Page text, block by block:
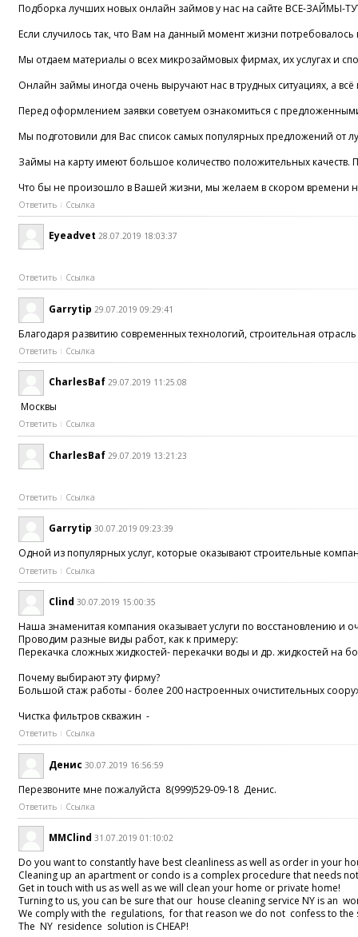
Подборка лучших новых онлайн займов у нас на сайте ВСЕ-ЗАЙМЫ-
Если случилось так, что Вам на данный момент жизни
Мы отдаем материалы о всех микрозаймовых фирмах, их услугах и
Онлайн займы иногда очень выручают нас в трудных ситуациях, а
Перед оформлением заявки советуем ознакомиться с
Мы подготовили для Вас список самых популярных предложений от
Займы на карту имеют большое количество положительных
Что бы не произошло в Вашей жизни, мы желаем в скором времени
Ответить Ссылка
Eyeadvet 28.07.2019 18:03:37
Ответить Ссылка
Garrytip 29.07.2019 09:29:41
Благодаря развитию современных технологий, строительная
Ответить Ссылка
CharlesBaf 29.07.2019 11:25:08
Москвы
Ответить Ссылка
CharlesBaf 29.07.2019 13:21:23
Ответить Ссылка
Garrytip 30.07.2019 09:23:39
Одной из популярных услуг, которые оказывают строительные
Ответить Ссылка
Clind 30.07.2019 15:00:35
Наша знаменитая компания оказывает услуги по восстановлению и
Проводим разные виды работ, как к примеру:
Перекачка сложных жидкостей- перекачки воды и др. жидкостей на
Почему выбирают эту фирму?
Большой стаж работы - более 200 настроенных очистительных
Чистка фильтров скважин -
Ответить Ссылка
Денис 30.07.2019 16:56:59
Перезвоните мне пожалуйста 8(999)529-09-18 Денис.
Ответить Ссылка
MMClind 31.07.2019 01:10:02
Do you want to constantly have best cleanliness as well as order in your
Cleaning up an apartment or condo is a complex procedure that needs
Get in touch with us as well as we will clean your home or private home!
Turning to us, you can be sure that our house cleaning service NY is an
We comply with the regulations, for that reason we do not confess to
The NY residence solution is CHEAP!